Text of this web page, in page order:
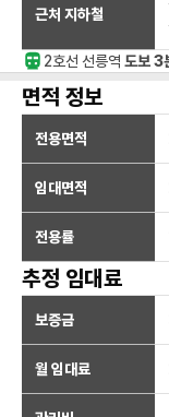
근처 지하철
2호선 선릉역 도보 3
면적 정보
전용면적
임대면적
전용률
추정 임대료
보증금
월 임대료